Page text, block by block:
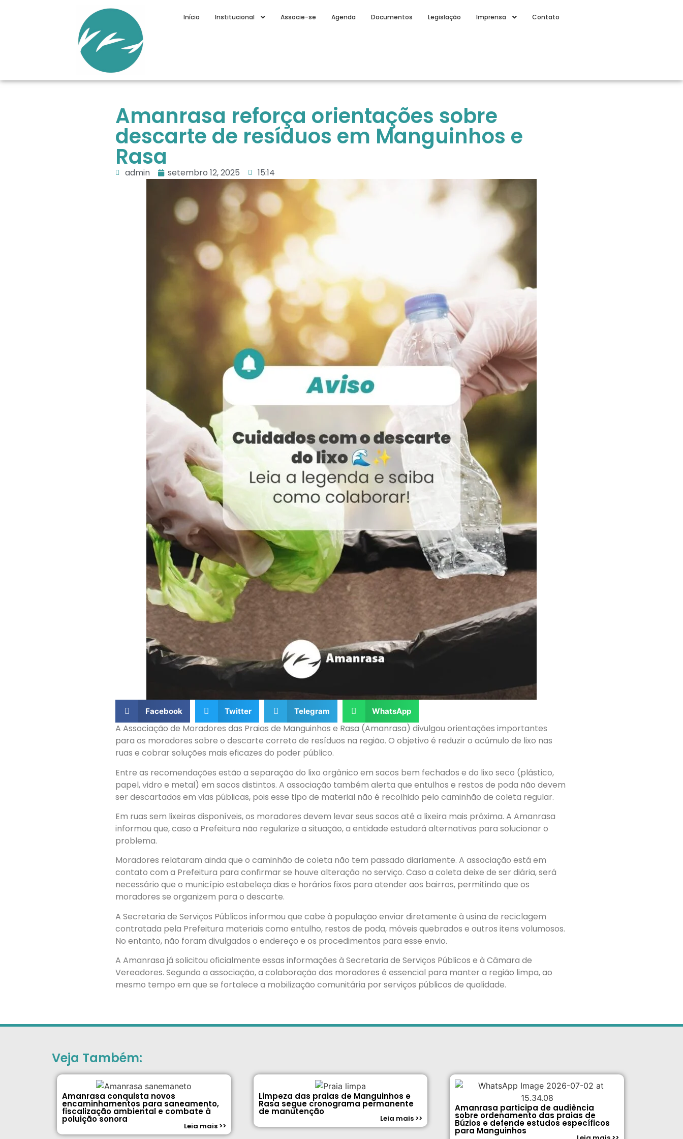
Início Institucional Associe-se Agenda Documentos Legislação Imprensa Contato
Amanrasa reforça orientações sobre
descarte de resíduos em Manguinhos e
Rasa
admin setembro 12, 2025 15:14
Facebook Twitter Telegram WhatsApp
A Associação de Moradores das Praias de Manguinhos e Rasa (Amanrasa) divulgou orientações importantes
para os moradores sobre o descarte correto de resíduos na região. O objetivo é reduzir o acúmulo de lixo nas
ruas e cobrar soluções mais eficazes do poder público.
Entre as recomendações estão a separação do lixo orgânico em sacos bem fechados e do lixo seco (plástico,
papel, vidro e metal) em sacos distintos. A associação também alerta que entulhos e restos de poda não devem
ser descartados em vias públicas, pois esse tipo de material não é recolhido pelo caminhão de coleta regular.
Em ruas sem lixeiras disponíveis, os moradores devem levar seus sacos até a lixeira mais próxima. A Amanrasa
informou que, caso a Prefeitura não regularize a situação, a entidade estudará alternativas para solucionar o
problema.
Moradores relataram ainda que o caminhão de coleta não tem passado diariamente. A associação está em
contato com a Prefeitura para confirmar se houve alteração no serviço. Caso a coleta deixe de ser diária, será
necessário que o município estabeleça dias e horários fixos para atender aos bairros, permitindo que os
moradores se organizem para o descarte.
A Secretaria de Serviços Públicos informou que cabe à população enviar diretamente à usina de reciclagem
contratada pela Prefeitura materiais como entulho, restos de poda, móveis quebrados e outros itens volumosos.
No entanto, não foram divulgados o endereço e os procedimentos para esse envio.
A Amanrasa já solicitou oficialmente essas informações à Secretaria de Serviços Públicos e à Câmara de
Vereadores. Segundo a associação, a colaboração dos moradores é essencial para manter a região limpa, ao
mesmo tempo em que se fortalece a mobilização comunitária por serviços públicos de qualidade.
Veja Também:
Amanrasa conquista novos
encaminhamentos para saneamento,
fiscalização ambiental e combate à
poluição sonora
Leia mais >>
Limpeza das praias de Manguinhos e
Rasa segue cronograma permanente
de manutenção
Leia mais >>
Amanrasa participa de audiência
sobre ordenamento das praias de
Búzios e defende estudos específicos
para Manguinhos